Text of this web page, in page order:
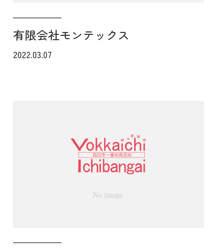
有限会社モンテックス
2022.03.07